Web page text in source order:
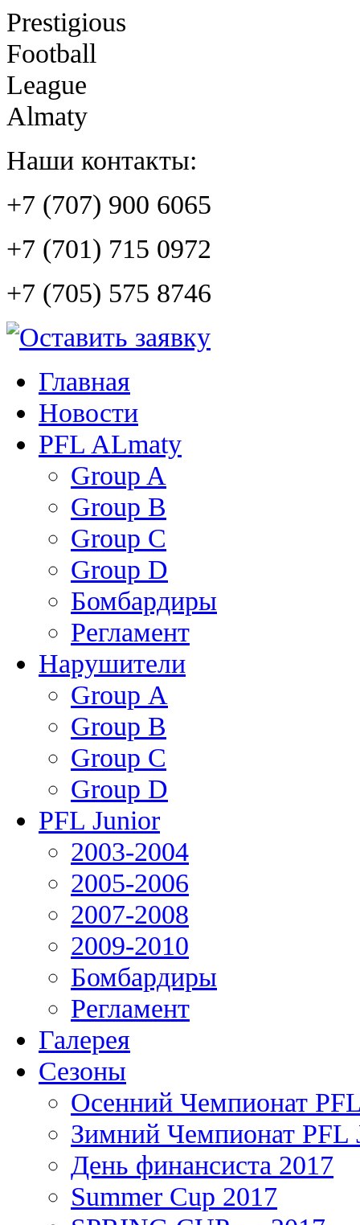
Prestigious
Football
League
Almaty
Наши контакты:
+7 (707) 900 6065
+7 (701) 715 0972
+7 (705) 575 8746
Главная
Новости
PFL ALmaty
Group A
Group B
Group C
Group D
Бомбардиры
Регламент
Нарушители
Group А
Group В
Group С
Group D
PFL Junior
2003-2004
2005-2006
2007-2008
2009-2010
Бомбардиры
Регламент
Галерея
Сезоны
Осенний Чемпионат
Зимний Чемпионат PFL
День финансиста 2017
Summer Cup 2017